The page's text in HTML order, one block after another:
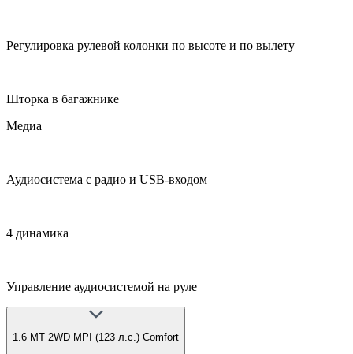
Регулировка рулевой колонки по высоте и по вылету
Шторка в багажнике
Медиа
Аудиосистема с радио и USB-входом
4 динамика
Управление аудиосистемой на руле
1.6 МТ 2WD MPI (123 л.с.) Comfort